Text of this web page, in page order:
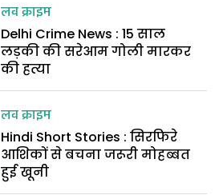
लव क्राइम
Delhi Crime News : 15 साल
लड़की की सरेआम गोली मारकर
की हत्या
लव क्राइम
Hindi Short Stories : सिरफिरे
आशिकों से बचना जरूरी मोहब्बत
हुई खूनी